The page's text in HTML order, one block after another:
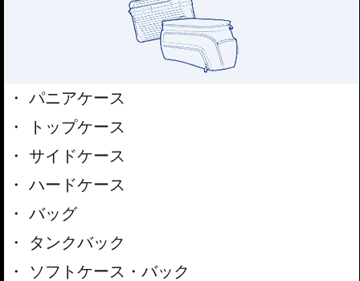
パニアケース
トップケース
サイドケース
ハードケース
バッグ
タンクバック
ソフトケース・バック